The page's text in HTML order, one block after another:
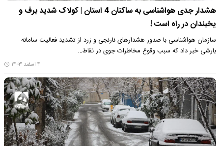
هشدار جدی هواشناسی به ساکنان 4 استان‌ | کولاک شدید برف و
یخبندان در راه است !
سازمان هواشناسی با صدور هشدارهای نارنجی و زرد از تشدید فعالیت سامانه
بارشی خبر داد که سبب وقوع مخاطرات جوی در نقاط…
۴ اسفند ۱۴۰۳